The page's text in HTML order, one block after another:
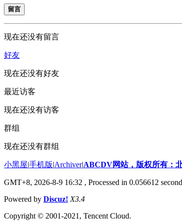
留言
现在还没有留言
好友
现在还没有好友
最近访客
现在还没有访客
群组
现在还没有群组
小黑屋|手机版|Archiver|ABCDV网站，版权所有：
GMT+8, 2026-8-9 16:32 , Processed in 0.056612
Powered by Discuz! X3.4
Copyright © 2001-2021, Tencent Cloud.